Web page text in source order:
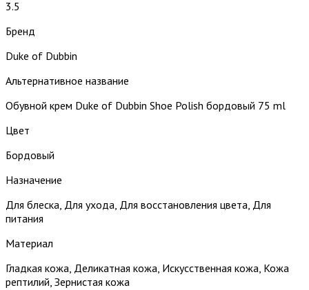
3.5
Бренд
Duke of Dubbin
Альтернативное название
Обувной крем Duke of Dubbin Shoe Polish бордовый 75 ml
Цвет
Бордовый
Назначение
Для блеска, Для ухода, Для восстановления цвета, Для
питания
Материал
Гладкая кожа, Деликатная кожа, Искусственная кожа, Кожа
рептилий, Зернистая кожа